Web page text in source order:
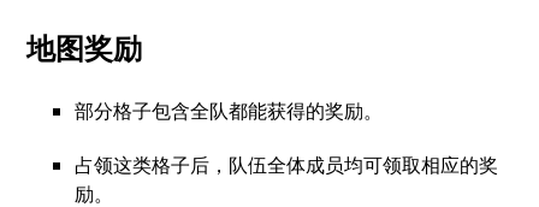
地图奖励
部分格子包含全队都能获得的奖励。
占领这类格子后，队伍全体成员均可领取相应的奖
励。